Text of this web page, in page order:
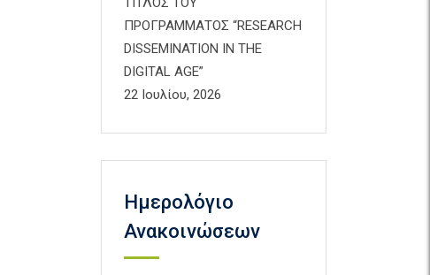
ΠΡΟΓΡΑΜΜΑΤΟΣ “RESEARCH
DISSEMINATION IN THE
DIGITAL AGE”
22 Ιουλίου, 2026
Ημερολόγιο
Ανακοινώσεων